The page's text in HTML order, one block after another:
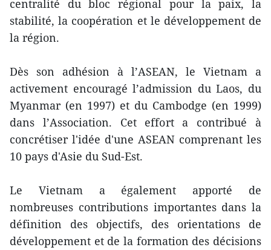
centralité du bloc régional pour la paix, la
stabilité, la coopération et le développement de
la région.
Dès son adhésion à l’ASEAN, le Vietnam a
activement encouragé l’admission du Laos, du
Myanmar (en 1997) et du Cambodge (en 1999)
dans l’Association. Cet effort a contribué à
concrétiser l'idée d'une ASEAN comprenant les
10 pays d'Asie du Sud-Est.
Le Vietnam a également apporté de
nombreuses contributions importantes dans la
définition des objectifs, des orientations de
développement et de la formation des décisions